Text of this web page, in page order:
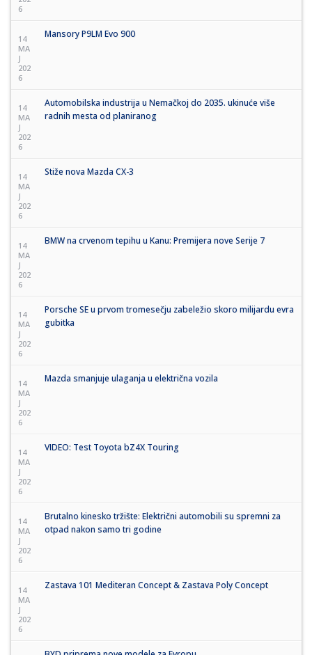
6
14
MA
J
202
6
Mansory P9LM Evo 900
14
MA
J
202
6
Automobilska industrija u Nemačkoj do 2035. ukinuće više
radnih mesta od planiranog
14
MA
J
202
6
Stiže nova Mazda CX-3
14
MA
J
202
6
BMW na crvenom tepihu u Kanu: Premijera nove Serije 7
14
MA
J
202
6
Porsche SE u prvom tromesečju zabeležio skoro milijardu evra
gubitka
14
MA
J
202
6
Mazda smanjuje ulaganja u električna vozila
14
MA
J
202
6
VIDEO: Test Toyota bZ4X Touring
14
MA
J
202
6
Brutalno kinesko tržište: Električni automobili su spremni za
otpad nakon samo tri godine
14
MA
J
202
6
Zastava 101 Mediteran Concept & Zastava Poly Concept